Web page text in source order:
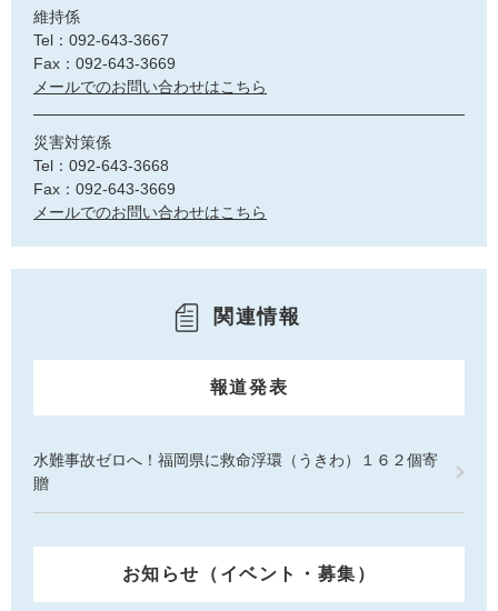
維持係
Tel：092-643-3667
Fax：092-643-3669
メールでのお問い合わせはこちら
災害対策係
Tel：092-643-3668
Fax：092-643-3669
メールでのお問い合わせはこちら
関連情報
報道発表
水難事故ゼロへ！福岡県に救命浮環（うきわ）１６２個寄
贈
お知らせ（イベント・募集）